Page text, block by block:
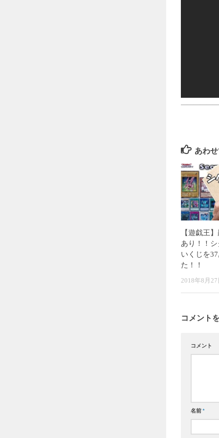
あわ
【遊戯王
あり！！
いくじを
た！！
2018年8月27
コメント
コメント
名前*